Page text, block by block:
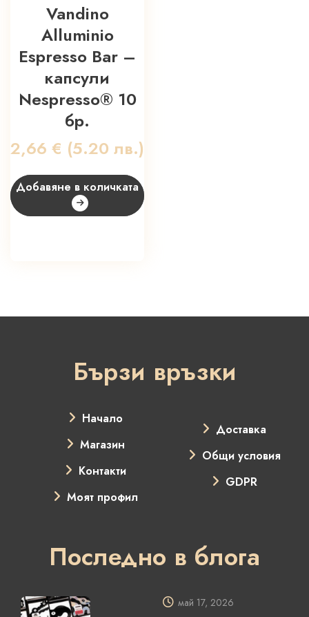
Vandino
Alluminio
Espresso Bar –
капсули
Nespresso® 10
бр.
2,66 € (5.20 лв.)
Добавяне в количката
Бързи връзки
Начало
Магазин
Контакти
Моят профил
Доставка
Общи условия
GDPR
Последно в блога
май 17, 2026